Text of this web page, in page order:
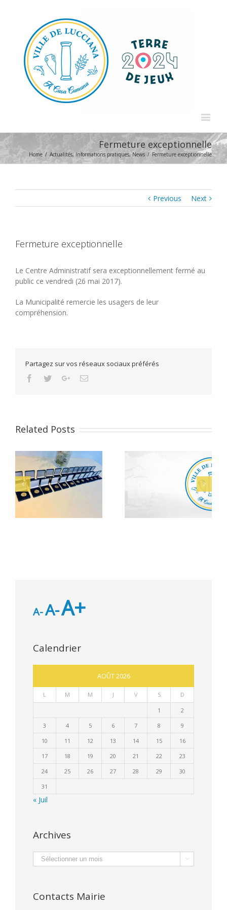
Fermeture exceptionnelle
Home / Actualités,Informations pratiques,News / Fermeture exceptionnelle
Previous Next
Fermeture exceptionnelle
Le Centre Administratif sera exceptionnellement fermé au
public ce vendredi (26 mai 2017).
La Municipalité remercie les usagers de leur
compréhension.
Partagez sur vos réseaux sociaux préférés
Facebook
TwitterGoogle+Email
Related Posts
Alerte Canicule –
CCAS
A-A-A+
Calendrier
AOÛT 2026
L M M J V S D
1
2
3
4 5 6 7 8
9
10
11 12 13 14 15
16
17
18 19 20 21 22
23
24
25 26 27 28 29
30
31
« Juil
Archives
Archives 
Contacts Mairie